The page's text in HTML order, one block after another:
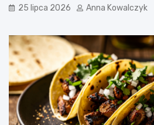
25 lipca 2026 Anna Kowalczyk